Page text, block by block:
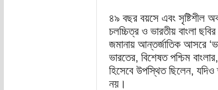
৪৯ বছর বয়সে এবং সৃষ্টিশীল
চলচ্চিত্র ও ভারতীয় বাংলা
জমানায় আন্তর্জাতিক আসরে
ভারতের, বিশেষত পশ্চিম
হিসেবে উপস্থিত ছিলেন, যদিও
নয়।